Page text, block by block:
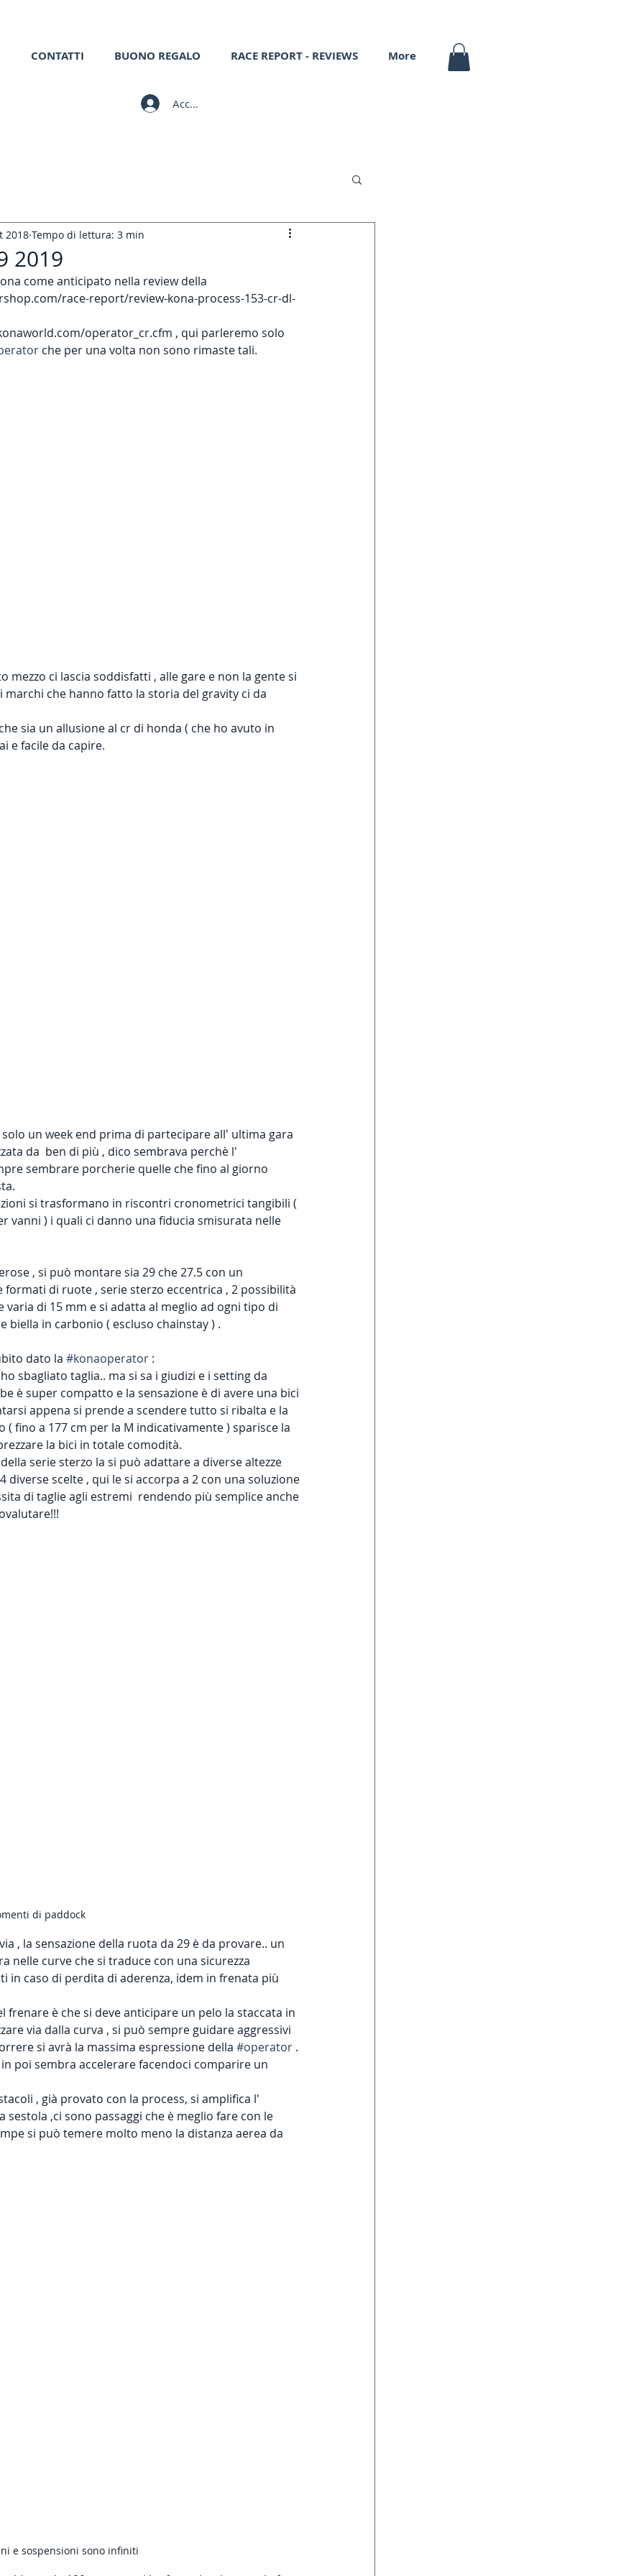
CONTATTI BUONO REGALO RACE REPORT - REVIEWS More
Accedi
2019
2018 Tempo di lettura: 3 min
come anticipato nella review della
race-report/review-kona-process-153-cr-dl-
operator_cr.cfm , qui parleremo solo
che per una volta non sono rimaste tali.
mezzo ci lascia soddisfatti , alle gare e non la gente si
che hanno fatto la storia del gravity ci da
sia un allusione al cr di honda ( che ho avuto in
e facile da capire.
un week end prima di partecipare all' ultima gara
da  ben di più , dico sembrava perchè l'
sembrare porcherie quelle che fino al giorno
si trasformano in riscontri cronometrici tangibili (
vanni ) i quali ci danno una fiducia smisurata nelle
, si può montare sia 29 che 27.5 con un
di ruote , serie sterzo eccentrica , 2 possibilità
di 15 mm e si adatta al meglio ad ogni tipo di
biella in carbonio ( escluso chainstay ) .
dato la #konaoperator :
sbagliato taglia.. ma si sa i giudizi e i setting da
è super compatto e la sensazione è di avere una bici
appena si prende a scendere tutto si ribalta e la
( fino a 177 cm per la M indicativamente ) sparisce la
la bici in totale comodità.
serie sterzo la si può adattare a diverse altezze
diverse scelte , qui le si accorpa a 2 con una soluzione
di taglie agli estremi  rendendo più semplice anche
di paddock
, la sensazione della ruota da 29 è da provare.. un
nelle curve che si traduce con una sicurezza
in caso di perdita di aderenza, idem in frenata più
frenare è che si deve anticipare un pelo la staccata in
via dalla curva , si può sempre guidare aggressivi
si avrà la massima espressione della #operator .
poi sembra accelerare facendoci comparire un
, già provato con la process, si amplifica l'
sestola ,ci sono passaggi che è meglio fare con le
si può temere molto meno la distanza aerea da
e sospensioni sono infiniti